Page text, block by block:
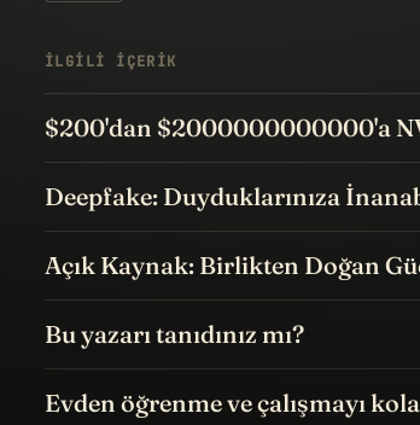
İLGILI IÇERIK
$200'dan $2000000000000'a
Deepfake: Duyduklarınıza
Açık Kaynak: Birlikten Doğan
Bu yazarı tanıdınız mı?
Evden öğrenme ve çalışmayı